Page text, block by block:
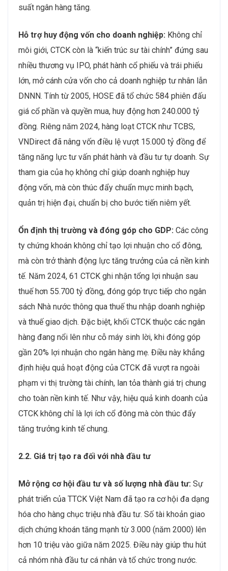
suất ngân hàng tăng.
Hỗ trợ huy động vốn cho doanh nghiệp: Không chỉ
môi giới, CTCK còn là “kiến trúc sư tài chính” đứng sau
nhiều thương vụ IPO, phát hành cổ phiếu và trái phiếu
lớn, mở cánh cửa vốn cho cả doanh nghiệp tư nhân lẫn
DNNN. Tính từ 2005, HOSE đã tổ chức 584 phiên đấu
giá cổ phần và quyền mua, huy động hơn 240.000 tỷ
đồng. Riêng năm 2024, hàng loạt CTCK như TCBS,
VNDirect đã nâng vốn điều lệ vượt 15.000 tỷ đồng để
tăng năng lực tư vấn phát hành và đầu tư tự doanh. Sự
tham gia của họ không chỉ giúp doanh nghiệp huy
động vốn, mà còn thúc đẩy chuẩn mực minh bạch,
quản trị hiện đại, chuẩn bị cho bước tiến niêm yết.
Ổn định thị trường và đóng góp cho GDP: Các công
ty chứng khoán không chỉ tạo lợi nhuận cho cổ đông,
mà còn trở thành động lực tăng trưởng của cả nền kinh
tế. Năm 2024, 61 CTCK ghi nhận tổng lợi nhuận sau
thuế hơn 55.700 tỷ đồng, đóng góp trực tiếp cho ngân
sách Nhà nước thông qua thuế thu nhập doanh nghiệp
và thuế giao dịch. Đặc biệt, khối CTCK thuộc các ngân
hàng đang nổi lên như cỗ máy sinh lời, khi đóng góp
gần 20% lợi nhuận cho ngân hàng mẹ. Điều này khẳng
định hiệu quả hoạt động của CTCK đã vượt ra ngoài
phạm vi thị trường tài chính, lan tỏa thành giá trị chung
cho toàn nền kinh tế. Như vậy, hiệu quả kinh doanh của
CTCK không chỉ là lợi ích cổ đông mà còn thúc đẩy
tăng trưởng kinh tế chung.
2.2. Giá trị tạo ra đối với nhà đầu tư
Mở rộng cơ hội đầu tư và số lượng nhà đầu tư: Sự
phát triển của TTCK Việt Nam đã tạo ra cơ hội đa dạng
hóa cho hàng chục triệu nhà đầu tư. Số tài khoản giao
dịch chứng khoán tăng mạnh từ 3.000 (năm 2000) lên
hơn 10 triệu vào giữa năm 2025. Điều này giúp thu hút
cả nhóm nhà đầu tư cá nhân và tổ chức trong nước.